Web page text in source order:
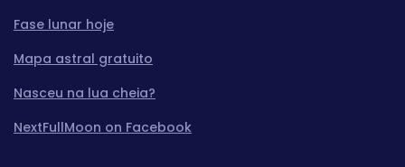
Fase lunar hoje
Mapa astral gratuito
Nasceu na lua cheia?
NextFullMoon on Facebook